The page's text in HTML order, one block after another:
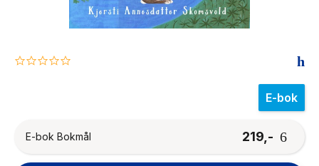
0.0
E-bok
E-bok Bokmål 219,-